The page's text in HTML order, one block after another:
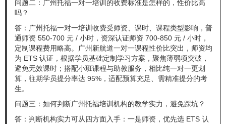
问题二：广州托福一对一培训的收费标准是怎样的，性价比高
吗？
答：广州托福一对一培训收费受师资、课时、课程类型影响，普
通师资 550-700 元 / 小时，资深认证师资 700-850 元 / 小时，
定制课程费用略高。广州新航道一对一课程性价比突出，师资均
为 ETS 认证，根据学员基础定制学习方案，聚焦薄弱项突破，
避免无效课时；搭配小班课程与助教服务，相比纯一对一更划
算，往期学员提分率达 95%，适配预算充足、需精准提分的考
生。
问题三：如何判断广州托福培训机构的教学实力，避免踩坑？
答：判断机构实力可从四方面入手：一是师资，优先选 ETS 认